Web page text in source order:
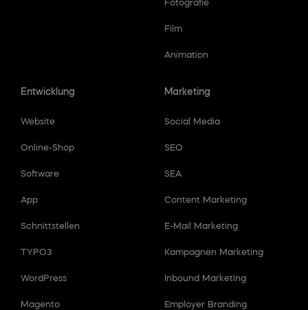
Fotografie
Film
Animation
Entwicklung
Website
Online-Shop
Software
App
Schnittstellen
TYPO3
WordPress
Magento
Marketing
Social Media
SEO
SEA
Content Marketing
E-Mail Marketing
Kampagnen Marketing
Inbound Marketing
Employer Branding